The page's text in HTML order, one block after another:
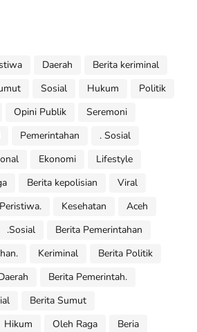
Daerah
Berita keriminal
Sosial Hukum
Politik
Opini Publik
Seremoni
Pemerintahan
. Sosial
Ekonomi
Lifestyle
Berita kepolisian
Viral
Kesehatan
Aceh
.Sosial
Berita Pemerintahan
Keriminal
Berita Politik
Berita Pemerintah.
Berita Sumut
Hikum Oleh Raga
Beria